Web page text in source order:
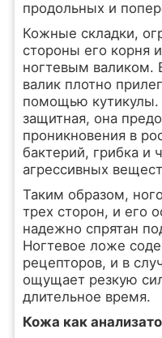
продольных и
Кожные складки,
стороны его корня
ногтевым валиком.
валик плотно
помощью кутикулы.
защитная, она
проникновения в
бактерий, грибка и
агрессивных
Таким образом,
трех сторон, и его
надежно спрятан
Ногтевое ложе
рецепторов, и в
ощущает резкую
длительное время.
Кожа как